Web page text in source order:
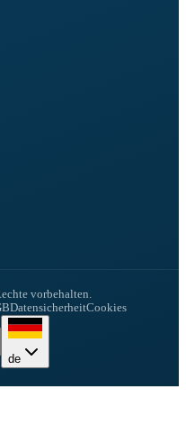
vorbehalten.
DatensicherheitCookies
de